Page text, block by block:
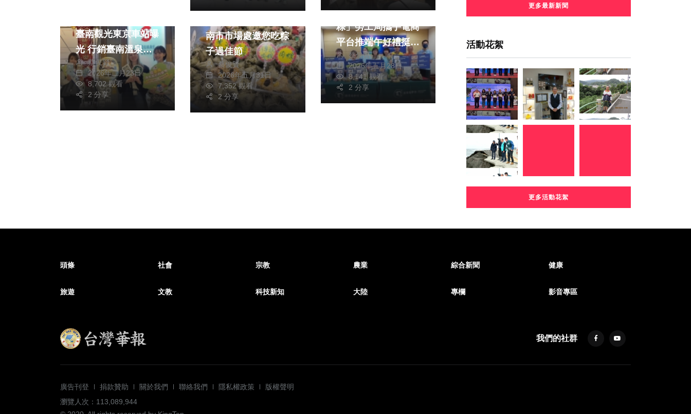
臺南觀光東京車站曝
光 行銷臺南溫泉觀
光魅力
蔡俊賢
2026年二月23日
8,702 觀看
2 分享
南市市場處邀您吃粽
子過佳節
蔡俊賢
2026年五月31日
7,352 觀看
2 分享
「端禮來送 晴意最
粽」勞工局攜手電商
平台推端午好禮挺弱
勢就創業
蔡俊賢
2026年五月28日
8,141 觀看
2 分享
更多最新新聞
活動花絮
更多活動花絮
頭條 社會 宗教 農業 綜合新聞 健康
旅遊 文教 科技新知 大陸 專欄 影音專區
我們的社群
廣告刊登 捐款贊助 關於我們 聯絡我們 隱私權政策
版權聲明
瀏覽人次：113,089,944